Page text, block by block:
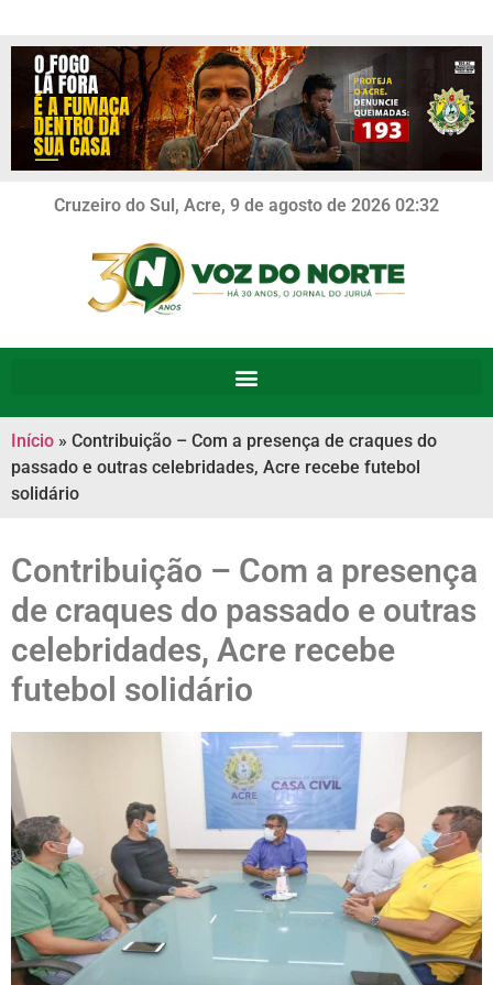
Cruzeiro do Sul, Acre, 9 de agosto de 2026 02:32
Início » Contribuição – Com a presença de craques do
passado e outras celebridades, Acre recebe futebol
solidário
Contribuição – Com a presença
de craques do passado e outras
celebridades, Acre recebe
futebol solidário